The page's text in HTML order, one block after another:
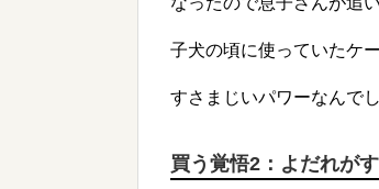
子犬の頃に使っていたケ
すさまじいパワーなんでし
買う覚悟2：よだれが